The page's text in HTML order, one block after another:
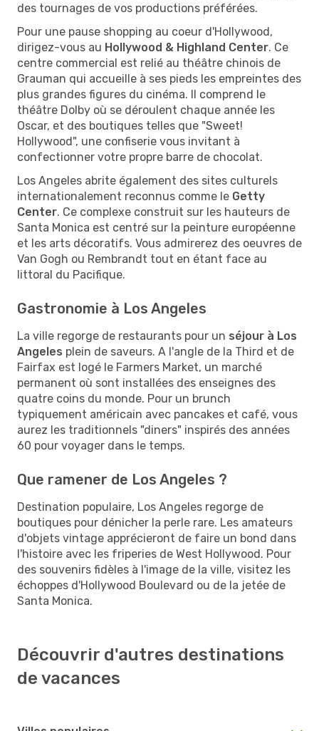
des tournages de vos productions préférées.
Pour une pause shopping au coeur d'Hollywood,
dirigez-vous au Hollywood & Highland Center. Ce
centre commercial est relié au théâtre chinois de
Grauman qui accueille à ses pieds les empreintes des
plus grandes figures du cinéma. Il comprend le
théâtre Dolby où se déroulent chaque année les
Oscar, et des boutiques telles que "Sweet!
Hollywood", une confiserie vous invitant à
confectionner votre propre barre de chocolat.
Los Angeles abrite également des sites culturels
internationalement reconnus comme le Getty
Center. Ce complexe construit sur les hauteurs de
Santa Monica est centré sur la peinture européenne
et les arts décoratifs. Vous admirerez des oeuvres de
Van Gogh ou Rembrandt tout en étant face au
littoral du Pacifique.
Gastronomie à Los Angeles
La ville regorge de restaurants pour un séjour à Los
Angeles plein de saveurs. A l'angle de la Third et de
Fairfax est logé le Farmers Market, un marché
permanent où sont installées des enseignes des
quatre coins du monde. Pour un brunch
typiquement américain avec pancakes et café, vous
aurez les traditionnels "diners" inspirés des années
60 pour voyager dans le temps.
Que ramener de Los Angeles ?
Destination populaire, Los Angeles regorge de
boutiques pour dénicher la perle rare. Les amateurs
d'objets vintage apprécieront de faire un bond dans
l'histoire avec les friperies de West Hollywood. Pour
des souvenirs fidèles à l'image de la ville, visitez les
échoppes d'Hollywood Boulevard ou de la jetée de
Santa Monica.
Découvrir d'autres destinations
de vacances